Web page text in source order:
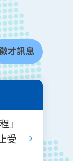
才訊息
」
受